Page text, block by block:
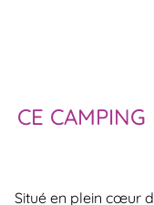
CE CAMPING
Situé en plein cœur